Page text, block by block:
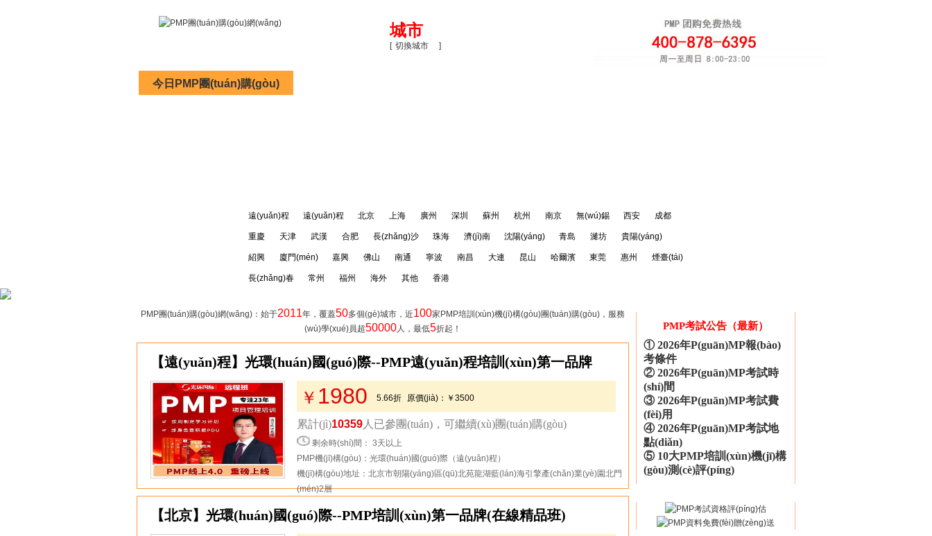
城市
[ 切換城市 ]
今日PMP團(tuán)購(gòu)
遠(yuǎn)程 遠(yuǎn)程 北京 上海 廣州 深圳 蘇州 杭州 南京 無(wú)錫 西安 成都
重慶 天津 武漢 合肥 長(zhǎng)沙 珠海 濟(jì)南 沈陽(yáng) 青島 濰坊 貴陽(yáng)
紹興 廈門(mén) 嘉興 佛山 南通 寧波 南昌 大連 昆山 哈爾濱 東莞 惠州 煙臺(tái)
長(zhǎng)春 常州 福州 海外 其他 香港
PMP團(tuán)購(gòu)網(wǎng)：始于2011年，覆蓋50多個(gè)城市，近100家PMP培訓(xùn)機(jī)構(gòu)團(tuán)購(gòu)，服務
(wù)學(xué)員超50000人，最低5折起！
1
【遠(yuǎn)程】光環(huán)國(guó)際--PMP遠(yuǎn)程培訓(xùn)第一品牌
￥ 1980 5.66折 原價(jià)： ￥3500
節(jié)省：￥1520
累計(jì)10359 人已參團(tuán)，可繼續(xù)團(tuán)購(gòu)
剩余時(shí)間： 3天以上
PMP機(jī)構(gòu)：光環(huán)國(guó)際（遠(yuǎn)程）
機(jī)構(gòu)地址：北京市朝陽(yáng)區(qū)北苑龍湖藍(lán)海引擎產(chǎn)業(yè)園北門
(mén)2層
2
【北京】光環(huán)國(guó)際--PMP培訓(xùn)第一品牌(在線精品班)
PMP考試公告（最新）
①2026年P(guān)MP報(bào)
考條件
②2026年P(guān)MP考試時
(shí)間
③2026年P(guān)MP考試費
(fèi)用
④2026年P(guān)MP考試地
點(diǎn)
⑤ 10大PMP培訓(xùn)機(jī)構
(gòu)測(cè)評(píng)
王** 136****8532 團(tuán)購(gòu)光
環(huán)PMP
龍PMP
魏** 181****9561 團(tuán)購(gòu)卓
越PMP
張** 158****6284 團(tuán)購(gòu)光
環(huán)PMP
周** 137****8342 團(tuán)購(gòu)光
環(huán)PMP
王** 186****1598 團(tuán)購(gòu)巨
龍PMP
黃** 162****1256 團(tuán)購(gòu)卓
越PMP
張** 139****1228 團(tuán)購(gòu)光
夏PMP
胡** 138****3664 團(tuán)購(gòu)卓